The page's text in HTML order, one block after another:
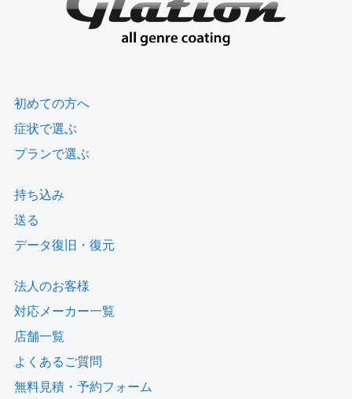
初めての方へ
症状で選ぶ
プランで選ぶ
持ち込み
送る
データ復旧・復元
法人のお客様
対応メーカー一覧
店舗一覧
よくあるご質問
無料見積・予約フォーム